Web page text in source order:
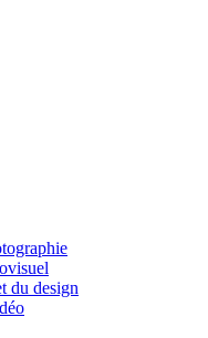
du design